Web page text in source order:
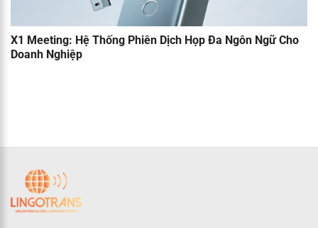
X1 Meeting: Hệ Thống Phiên Dịch Họp Đa Ngôn Ngữ Cho
Doanh Nghiệp